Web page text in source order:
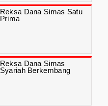
Reksa Dana Simas Satu
Prima
Reksa Dana Simas
Syariah Berkembang